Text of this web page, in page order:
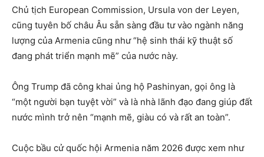
Chủ tịch European Commission, Ursula von der Leyen,
cũng tuyên bố châu Âu sẵn sàng đầu tư vào ngành năng
lượng của Armenia cũng như “hệ sinh thái kỹ thuật số
đang phát triển mạnh mẽ” của nước này.
Ông Trump đã công khai ủng hộ Pashinyan, gọi ông là
“một người bạn tuyệt vời” và là nhà lãnh đạo đang giúp đất
nước mình trở nên “mạnh mẽ, giàu có và rất an toàn”.
Cuộc bầu cử quốc hội Armenia năm 2026 được xem như